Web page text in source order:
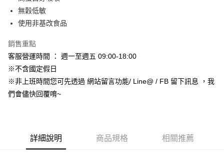
元大商業銀行
玉山商業銀行
台灣樂天信用卡公司
悠遊付
AFTEE先享後付
相關說明
【關於「AFTEE先享後付」】
AFTEE先享後付是「在收到商品之後才付款」的支付方式。 讓您購物簡單
便利好安心！
【「AFTEE先享後付」結帳流程】
ATM付款
每筆NT$60，滿NT$999(含以上)免運費
無穀低敏
使用非基改食品
銷售重點
客服營運時間 ： 週一至週五 09:00-18:00
※不含國定假日
※非上班時間您可先透過 網站留言功能/ Line@ / FB 留下訊息 ，我
們會儘快回覆唷~
詳細說明 商品規格 相關推薦